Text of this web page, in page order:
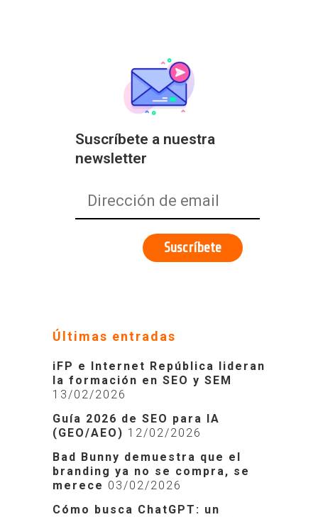
Suscríbete a nuestra
newsletter
Últimas entradas
iFP e Internet República lideran
la formación en SEO y SEM
13/02/2026
Guía 2026 de SEO para IA
(GEO/AEO) 12/02/2026
Bad Bunny demuestra que el
branding ya no se compra, se
merece 03/02/2026
Cómo busca ChatGPT: un